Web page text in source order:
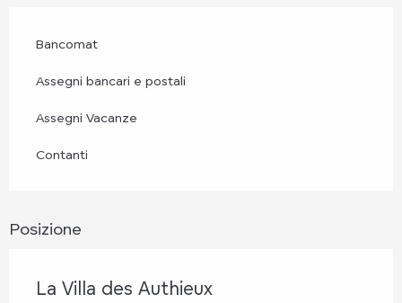
Bancomat
Assegni bancari e postali
Assegni Vacanze
Contanti
Posizione
La Villa des Authieux